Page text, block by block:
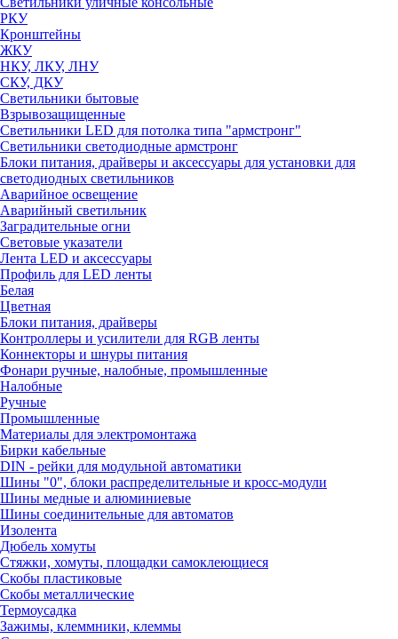
РКУ
Кронштейны
ЖКУ
НКУ, ЛКУ, ЛНУ
СКУ, ДКУ
Светильники бытовые
Взрывозащищенные
Светильники LED для потолка типа "армстронг"
Светильники светодиодные армстронг
Блоки питания, драйверы и аксессуары для установки для
светодиодных светильников
Аварийное освещение
Аварийный светильник
Заградительные огни
Световые указатели
Лента LED и аксессуары
Профиль для LED ленты
Белая
Цветная
Блоки питания, драйверы
Контроллеры и усилители для RGB ленты
Коннекторы и шнуры питания
Фонари ручные, налобные, промышленные
Налобные
Ручные
Промышленные
Материалы для электромонтажа
Бирки кабельные
DIN - рейки для модульной автоматики
Шины "0", блоки распределительные и кросс-модули
Шины медные и алюминиевые
Шины соединительные для автоматов
Изолента
Дюбель хомуты
Стяжки, хомуты, площадки самоклеющиеся
Скобы пластиковые
Скобы металлические
Термоусадка
Зажимы, клеммники, клеммы